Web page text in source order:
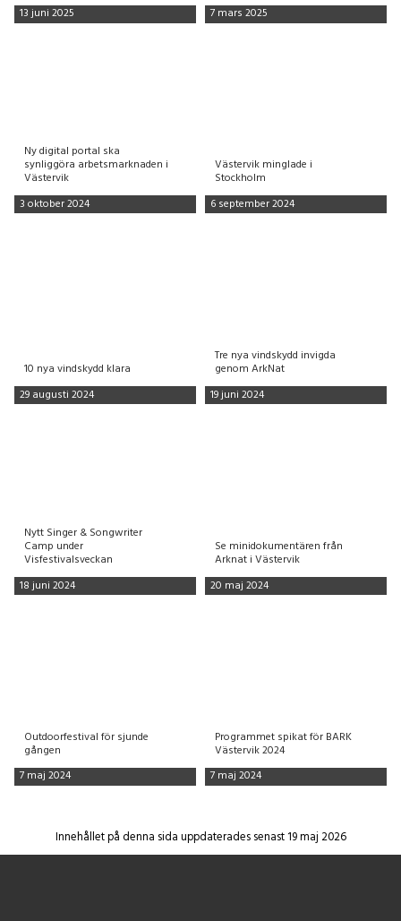
13 juni 2025 7 mars 2025
Ny digital portal ska
synliggöra arbetsmarknaden i
Västervik
3 oktober 2024
Västervik minglade i
Stockholm
6 september 2024
10 nya vindskydd klara
29 augusti 2024
Tre nya vindskydd invigda
genom ArkNat
19 juni 2024
Nytt Singer & Songwriter
Camp under
Visfestivalsveckan
18 juni 2024
Se minidokumentären från
Arknat i Västervik
20 maj 2024
Outdoorfestival för sjunde
gången
7 maj 2024
Programmet spikat för BARK
Västervik 2024
7 maj 2024
Innehållet på denna sida uppdaterades senast 19 maj 2026